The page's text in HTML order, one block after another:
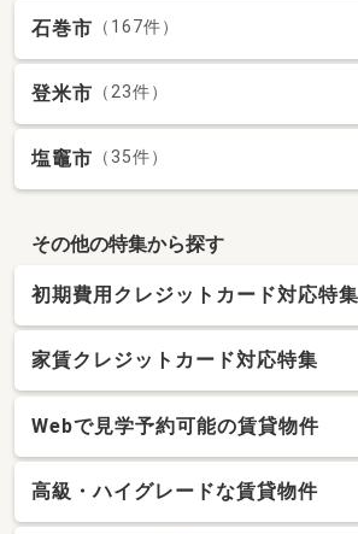
石巻市 （167件）
登米市 （23件）
塩竈市 （35件）
その他の特集から探す
初期費用クレジットカード対応特集
家賃クレジットカード対応特集
Webで見学予約可能の賃貸物件
高級・ハイグレードな賃貸物件